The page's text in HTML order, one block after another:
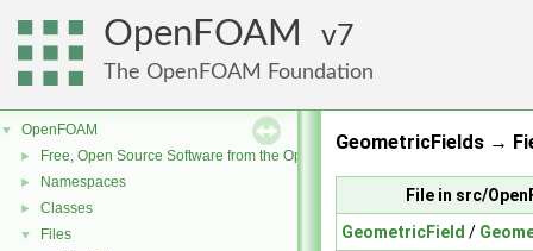
OpenFOAM 7
The OpenFOAM Foundation
▼ OpenFOAM
► Free, Open Source Software from the OpenFOAM Foundation
► Namespaces
► Classes
▼ Files
GeometricFields →
File in src/
GeometricField /